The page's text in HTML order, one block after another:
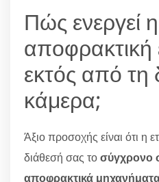
Πώς ενεργεί η
αποφρακτική
εκτός από
κάμερα;
Άξιο προσοχής είναι ότι η
διάθεσή σας τοσύγχρονο
αποφρακτικά